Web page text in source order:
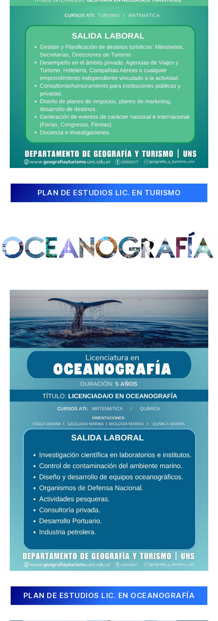
PLAN DE ESTUDIOS LIC. EN TURISMO
PLAN DE ESTUDIOS LIC. EN OCEANOGRAFÍA